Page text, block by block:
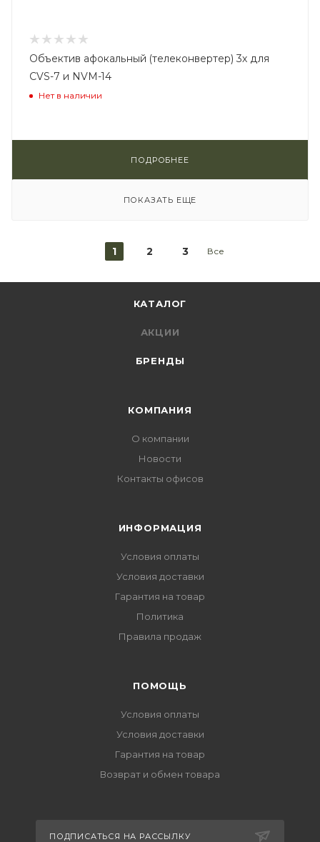
Объектив афокальный (телеконвертер) 3х для
CVS-7 и NVM-14
Нет в наличии
ПОДРОБНЕЕ
ПОКАЗАТЬ ЕЩЕ
1 2 3 Все
КАТАЛОГ
АКЦИИ
БРЕНДЫ
КОМПАНИЯ
О компании
Новости
Контакты офисов
ИНФОРМАЦИЯ
Условия оплаты
Условия доставки
Гарантия на товар
Политика
Правила продаж
ПОМОЩЬ
Условия оплаты
Условия доставки
Гарантия на товар
Возврат и обмен товара
ПОДПИСАТЬСЯ НА РАССЫЛКУ